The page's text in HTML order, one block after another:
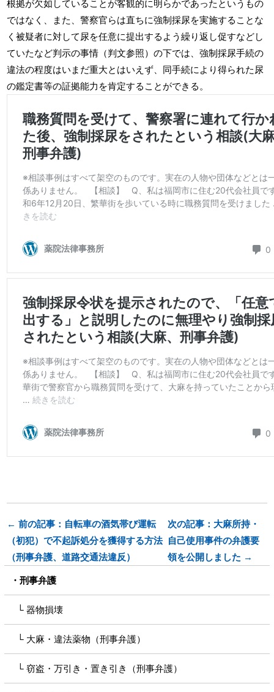
根拠が欠如していることが客観的に明らかであったというもの
ではなく、また、警察官らは直ちに強制採尿を実施することな
く被疑者に対して尿を任意に提出するよう繰り返し促すなどし
ていたなど判示の事情（判文参照）の下では、強制採尿手続の
違法の程度はいまだ重大とはいえず、同手続により得られた尿
の鑑定書等の証拠能力を肯定することができる。
← 前の記事：自転車の酒気帯び運転
（初犯）で不起訴処分を獲得する方法
（刑事弁護、道路交通法違反）
次の記事：大麻所持・
自己使用事件の弁護要
領を公開しました →
刑事弁護
器物損壊
大麻・違法薬物（刑事弁護）
窃盗・万引き・置き引き（刑事弁護）